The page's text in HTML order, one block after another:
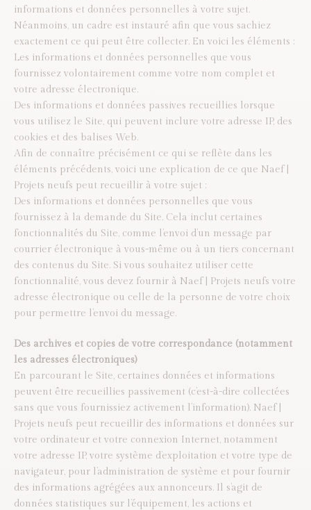
informations et données personnelles à votre sujet.
Néanmoins, un cadre est instauré afin que vous sachiez
exactement ce qui peut être collecter. En voici les éléments :
Les informations et données personnelles que vous
fournissez volontairement comme votre nom complet et
votre adresse électronique.
Des informations et données passives recueillies lorsque
vous utilisez le Site, qui peuvent inclure votre adresse IP, des
cookies et des balises Web.
Afin de connaître précisément ce qui se reflète dans les
éléments précédents, voici une explication de ce que Naef |
Projets neufs peut recueillir à votre sujet :
Des informations et données personnelles que vous
fournissez à la demande du Site. Cela inclut certaines
fonctionnalités du Site, comme l’envoi d’un message par
courrier électronique à vous-même ou à un tiers concernant
des contenus du Site. Si vous souhaitez utiliser cette
fonctionnalité, vous devez fournir à Naef | Projets neufs votre
adresse électronique ou celle de la personne de votre choix
pour permettre l’envoi du message.
Des archives et copies de votre correspondance (notamment
les adresses électroniques)
En parcourant le Site, certaines données et informations
peuvent être recueillies passivement (c’est-à-dire collectées
sans que vous fournissiez activement l’information). Naef |
Projets neufs peut recueillir des informations et données sur
votre ordinateur et votre connexion Internet, notamment
votre adresse IP, votre système d’exploitation et votre type de
navigateur, pour l’administration de système et pour fournir
des informations agrégées aux annonceurs. Il s’agit de
données statistiques sur l’équipement, les actions et